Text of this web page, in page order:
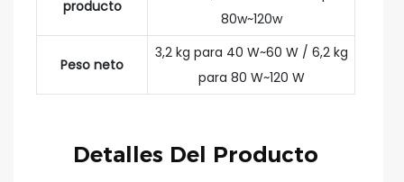
producto
80w~120w
Peso neto
3,2 kg para 40 W~60 W / 6,2 kg
para 80 W~120 W
Detalles Del Producto